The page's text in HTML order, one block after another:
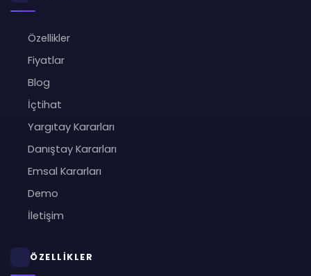
Özellikler
Fiyatlar
Blog
İçtihat
Yargıtay Kararları
Danıştay Kararları
Emsal Kararları
Demo
İletişim
ÖZELLİKLER